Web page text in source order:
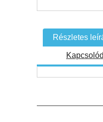
Részletes